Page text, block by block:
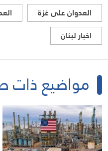
العدوان على غزة
اخبار لبنان
مواضيع ذات